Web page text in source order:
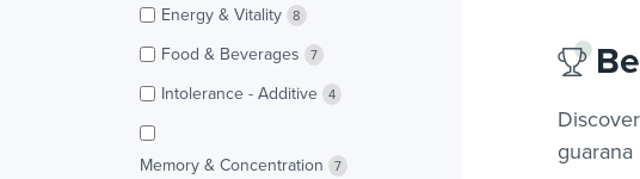
Energy & Vitality 8
Food & Beverages 7
Intolerance - Additive 4
Memory & Concentration 7
guarana